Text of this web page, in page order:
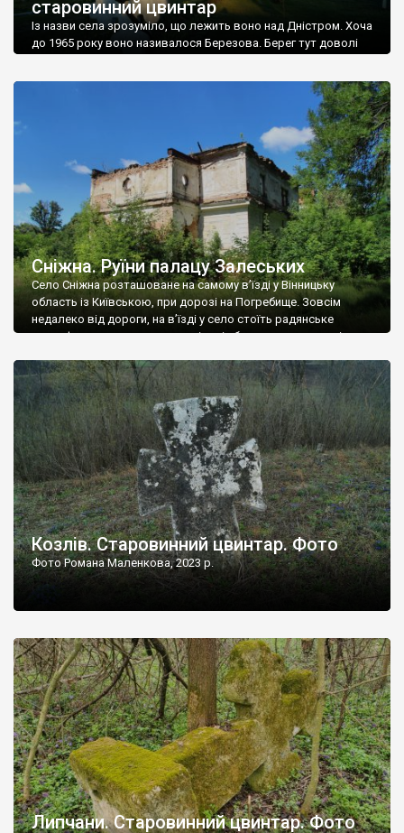
старовинний цвинтар
Із назви села зрозуміло, що лежить воно над Дністром. Хоча
до 1965 року воно називалося Березова. Берег тут доволі
Наддністрянське відрізняється від більшості навколишніх
сіл. У селі є мурована Михайлівська церква. Точної дати […]
Сніжна. Руїни палацу Залеських
Село Сніжна розташоване на самому в’їзді у Вінницьку
область із Київською, при дорозі на Погребище. Зовсім
недалеко від дороги, на в’їзді у село стоїть радянське
рельєфне пано, яке показує жінку і яблуню, а трохи далі, десь
не видно, але видно дві стареньких колії у траві – […]
Козлів. Старовинний цвинтар. Фото
Фото Романа Маленкова, 2023 р.
Липчани. Старовинний цвинтар. Фото